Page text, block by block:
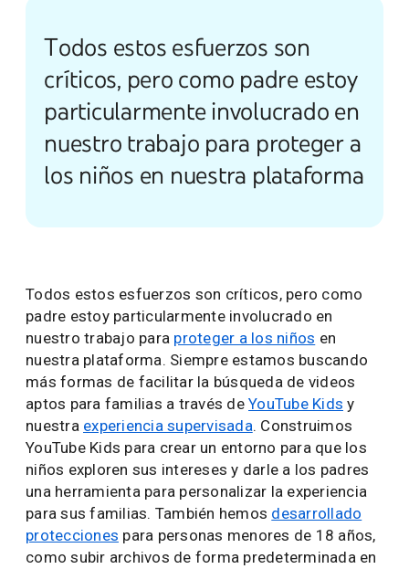
Todos estos esfuerzos son
críticos, pero como padre estoy
particularmente involucrado en
nuestro trabajo para proteger a
los niños en nuestra plataforma
Todos estos esfuerzos son críticos, pero como
padre estoy particularmente involucrado en
nuestro trabajo para proteger a los niños en
nuestra plataforma. Siempre estamos buscando
más formas de facilitar la búsqueda de videos
aptos para familias a través de YouTube Kids y
nuestra experiencia supervisada. Construimos
YouTube Kids para crear un entorno para que los
niños exploren sus intereses y darle a los padres
una herramienta para personalizar la experiencia
para sus familias. También hemos desarrollado
protecciones para personas menores de 18 años,
como subir archivos de forma predeterminada en